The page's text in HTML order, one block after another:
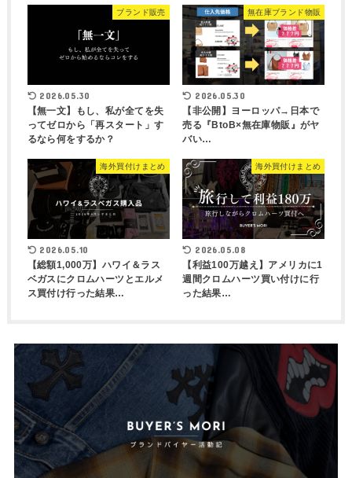
ブランド販売
2026.05.30
【無一文】もし、私が全てを失
ってゼロから「再スタート」す
るなら何をするか？
無在庫ブランド物販
2026.05.30
【非公開】ヨーロッパ→日本で
売る『BtoB×無在庫物販』がヤ
バい…
海外買付けまとめ
2026.05.10
【総額1,000万】ハワイ＆ラス
ベガスにクロムハーツとエルメ
ス買付け行った結果…
海外買付けまとめ
2026.05.08
【利益100万越え】アメリカに1
週間クロムハーツ買い付けに行
った結果…